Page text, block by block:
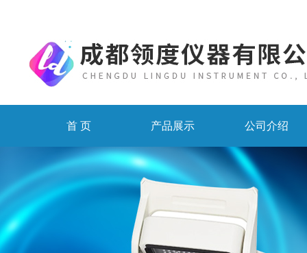
首 页 产品展示 公司介绍